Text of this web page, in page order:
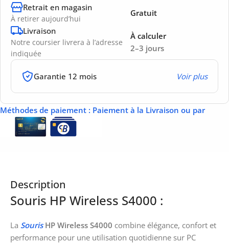
Retrait en magasin
À retirer aujourd’hui
Gratuit
Livraison
Notre coursier livrera à l’adresse
indiquée
2–3 jours
À calculer
Garantie 12 mois Voir plus
Méthodes de paiement : Paiement à la Livraison ou par
Description
Souris HP Wireless S4000 :
La Souris HP Wireless S4000 combine élégance, confort et
performance pour une utilisation quotidienne sur PC